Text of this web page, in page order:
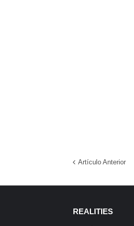
Artículo Anterior
REALITIES